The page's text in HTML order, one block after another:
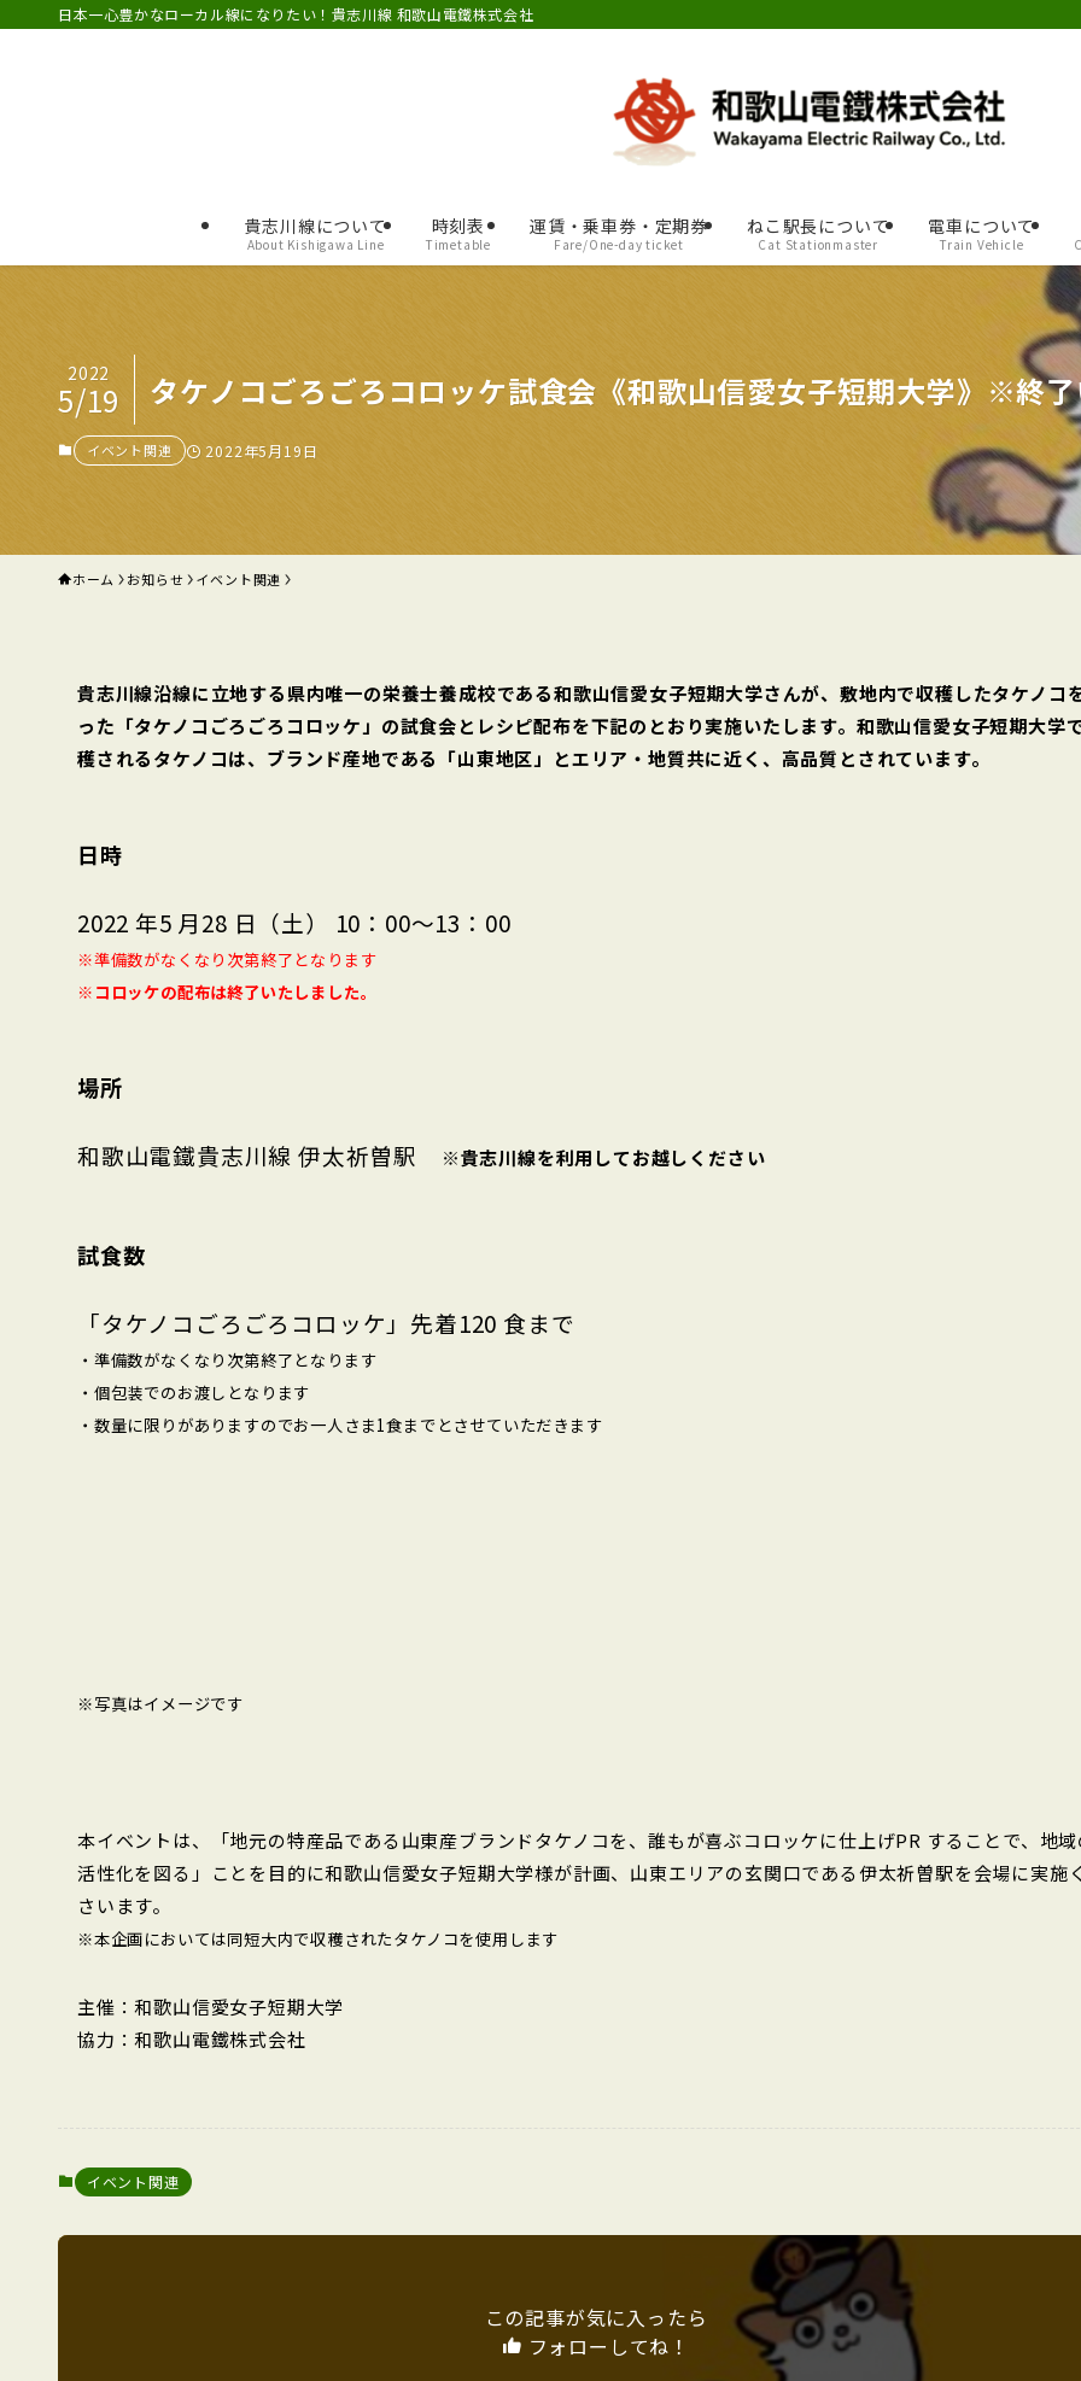
日本一心豊かなローカル線になりたい！貴志川線 和歌山電鐵株式会社
貴志川線について
About Kishigawa Line
時刻表
Timetable
運賃・乗車券・定期券
Fare/One-day ticket
ねこ駅長について
Cat Stationmaster
電車について
Train Vehicle
タケノコごろごろコロッケ試食会《和歌山信愛女子短期大学》※終
2022
5/19
イベント関連 2022年5月19日
ホーム お知らせ イベント関連
貴志川線沿線に立地する県内唯一の栄養士養成校である和歌山信愛女子短期大学さんが、敷地内で収穫したタケノコ
った「タケノコごろごろコロッケ」の試食会とレシピ配布を下記のとおり実施いたします。和歌山信愛女子短期大学
穫されるタケノコは、ブランド産地である「山東地区」とエリア・地質共に近く、高品質とされています。
日時
2022 年5 月28 日（土） 10：00～13：00
※準備数がなくなり次第終了となります
※コロッケの配布は終了いたしました。
場所
和歌山電鐵貴志川線 伊太祈曽駅 ※貴志川線を利用してお越しください
試食数
「タケノコごろごろコロッケ」先着120 食まで
・準備数がなくなり次第終了となります
・個包装でのお渡しとなります
・数量に限りがありますのでお一人さま1食までとさせていただきます
※写真はイメージです
本イベントは、「地元の特産品である山東産ブランドタケノコを、誰もが喜ぶコロッケに仕上げPR することで、地
活性化を図る」ことを目的に和歌山信愛女子短期大学様が計画、山東エリアの玄関口である伊太祈曽駅を会場に実施
さいます。
※本企画においては同短大内で収穫されたタケノコを使用します
主催：和歌山信愛女子短期大学
協力：和歌山電鐵株式会社
イベント関連
この記事が気に入ったら
フォローしてね！